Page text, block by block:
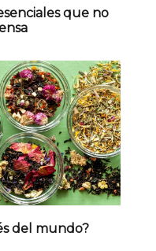
que no
del mundo?